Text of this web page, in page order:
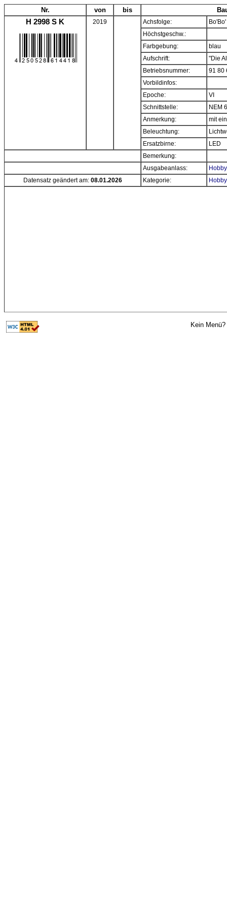
Nr. von bis
H 2998 S K 2019 Achsfolge:
Bo'Bo'
Höchstgeschw.:
Farbgebung:
blau
Aufschrift:
"Die
Betriebsnummer:
91 80
Vorbildinfos:
Epoche:
VI
Schnittstelle:
NEM
Anmerkung:
mit
Beleuchtung:
Ersatzbirne:
LED
Bemerkung:
Ausgabeanlass:
Datensatz geändert am: 08.01.2026 Kategorie:
Kein